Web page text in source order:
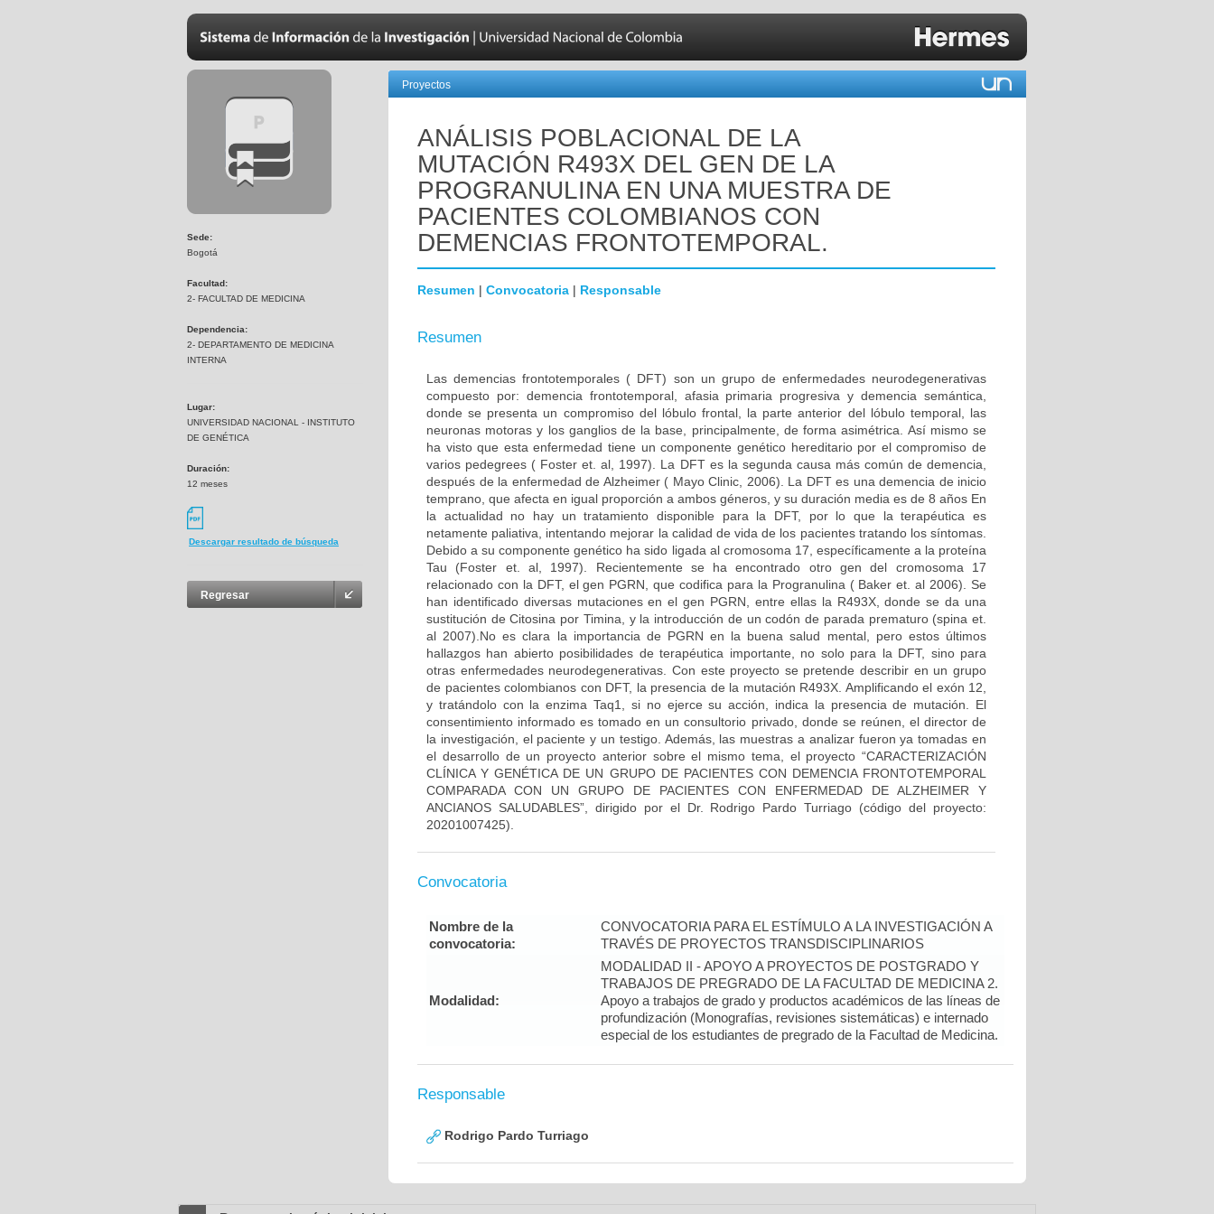
Sede:
Bogotá
Facultad:
2- FACULTAD DE MEDICINA
Dependencia:
2- DEPARTAMENTO DE MEDICINA
INTERNA
Lugar:
UNIVERSIDAD NACIONAL - INSTITUTO
DE GENÉTICA
Duración:
12 meses
Descargar resultado de búsqueda
Regresar
Proyectos
ANÁLISIS POBLACIONAL DE LA
MUTACIÓN R493X DEL GEN DE LA
PROGRANULINA EN UNA MUESTRA DE
PACIENTES COLOMBIANOS CON
DEMENCIAS FRONTOTEMPORAL.
Resumen | Convocatoria | Responsable
Resumen
Las demencias frontotemporales ( DFT) son un grupo de enfermedades neurodegenerativas
compuesto por: demencia frontotemporal, afasia primaria progresiva y demencia semántica,
donde se presenta un compromiso del lóbulo frontal, la parte anterior del lóbulo temporal, las
neuronas motoras y los ganglios de la base, principalmente, de forma asimétrica. Así mismo se
ha visto que esta enfermedad tiene un componente genético hereditario por el compromiso de
varios pedegrees ( Foster et. al, 1997). La DFT es la segunda causa más común de demencia,
después de la enfermedad de Alzheimer ( Mayo Clinic, 2006). La DFT es una demencia de inicio
temprano, que afecta en igual proporción a ambos géneros, y su duración media es de 8 años En
la actualidad no hay un tratamiento disponible para la DFT, por lo que la terapéutica es
netamente paliativa, intentando mejorar la calidad de vida de los pacientes tratando los síntomas.
Debido a su componente genético ha sido ligada al cromosoma 17, específicamente a la proteína
Tau (Foster et. al, 1997). Recientemente se ha encontrado otro gen del cromosoma 17
relacionado con la DFT, el gen PGRN, que codifica para la Progranulina ( Baker et. al 2006). Se
han identificado diversas mutaciones en el gen PGRN, entre ellas la R493X, donde se da una
sustitución de Citosina por Timina, y la introducción de un codón de parada prematuro (spina et.
al 2007).No es clara la importancia de PGRN en la buena salud mental, pero estos últimos
hallazgos han abierto posibilidades de terapéutica importante, no solo para la DFT, sino para
otras enfermedades neurodegenerativas. Con este proyecto se pretende describir en un grupo
de pacientes colombianos con DFT, la presencia de la mutación R493X. Amplificando el exón 12,
y tratándolo con la enzima Taq1, si no ejerce su acción, indica la presencia de mutación. El
consentimiento informado es tomado en un consultorio privado, donde se reúnen, el director de
la investigación, el paciente y un testigo. Además, las muestras a analizar fueron ya tomadas en
el desarrollo de un proyecto anterior sobre el mismo tema, el proyecto “CARACTERIZACIÓN
CLÍNICA Y GENÉTICA DE UN GRUPO DE PACIENTES CON DEMENCIA FRONTOTEMPORAL
COMPARADA CON UN GRUPO DE PACIENTES CON ENFERMEDAD DE ALZHEIMER Y
ANCIANOS SALUDABLES”, dirigido por el Dr. Rodrigo Pardo Turriago (código del proyecto:
20201007425).
Convocatoria
Nombre de la
convocatoria:
CONVOCATORIA PARA EL ESTÍMULO A LA INVESTIGACIÓN A
TRAVÉS DE PROYECTOS TRANSDISCIPLINARIOS
Modalidad:
MODALIDAD II - APOYO A PROYECTOS DE POSTGRADO Y
TRABAJOS DE PREGRADO DE LA FACULTAD DE MEDICINA 2.
Apoyo a trabajos de grado y productos académicos de las líneas de
profundización (Monografías, revisiones sistemáticas) e internado
especial de los estudiantes de pregrado de la Facultad de Medicina.
Responsable
Rodrigo Pardo Turriago